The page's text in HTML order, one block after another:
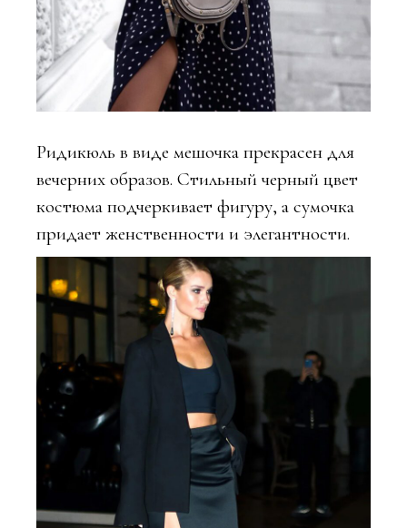
Ридикюль в виде мешочка прекрасен для
вечерних образов. Стильный черный цвет
костюма подчеркивает фигуру, а сумочка
придает женственности и элегантности.